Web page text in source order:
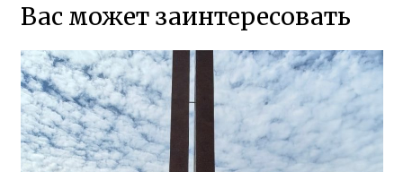
Вас может заинтересовать